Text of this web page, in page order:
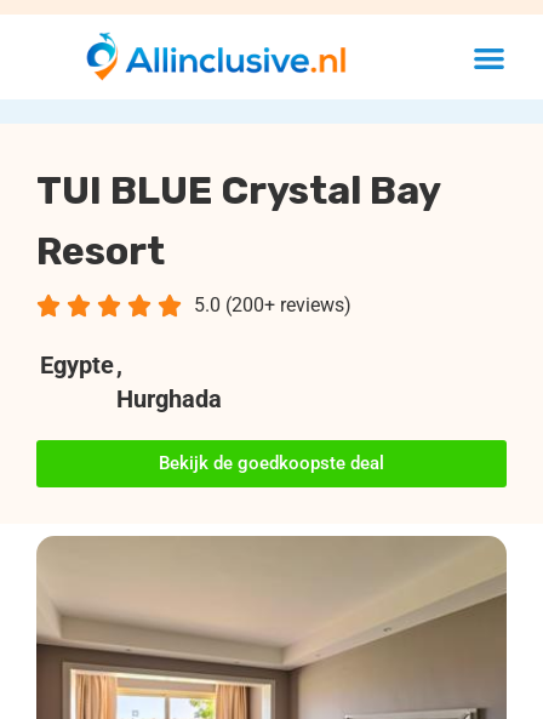
TUI BLUE Crystal Bay
Resort
5.0 (200+ reviews)
    
Egypte,
Hurghada
Bekijk de goedkoopste deal